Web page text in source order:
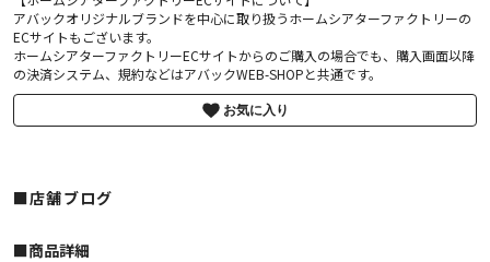
アバックオリジナルブランドを中心に取り扱うホームシアターファクトリーの
ECサイトもございます。
ホームシアターファクトリーECサイトからのご購入の場合でも、購入画面以降
の決済システム、規約などはアバックWEB-SHOPと共通です。
お気に入り
■店舗ブログ
■︎商品詳細